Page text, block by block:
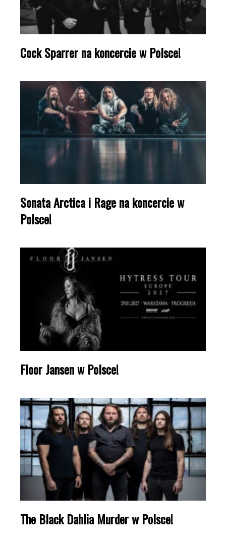
Cock Sparrer na koncercie w Polsce!
Sonata Arctica i Rage na koncercie w
Polsce!
Floor Jansen w Polsce!
The Black Dahlia Murder w Polsce!